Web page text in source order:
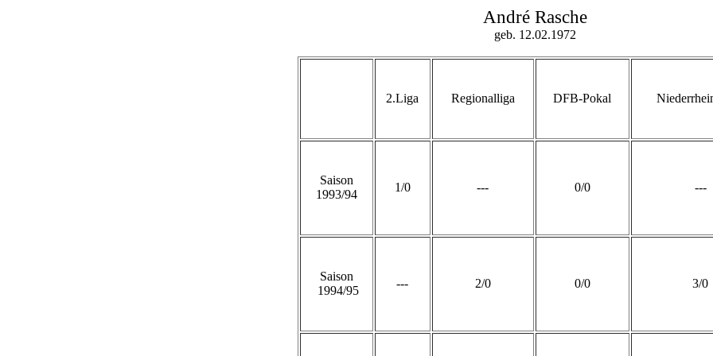
André Rasche
geb. 12.02.1972
2.Liga Regionalliga DFB-Pokal
Saison
1993/94
1/0 --- 0/0 ---
Saison
1994/95
--- 2/0 0/0 3/0